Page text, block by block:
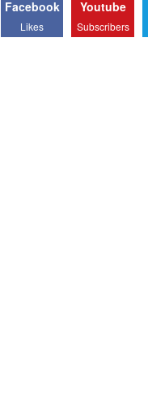
Facebook
Likes
Youtube
Subscribers